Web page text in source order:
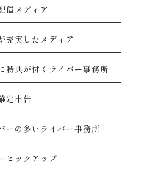
信メディア
充実したメディア
特典が付くライバー事務所
定申告
ーの多いライバー事務所
ピックアップ